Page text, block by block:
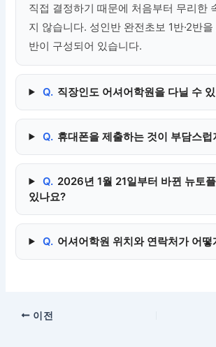
직접 결정하기 때문에 처음부터 무리한
지 않습니다. 성인반 완전초보 1반·2반
반이 구성되어 있습니다.
Q. 직장인도 어셔어학원을 다닐 수
Q. 휴대폰을 제출하는 것이 부담스럽
Q. 2026년 1월 21일부터 바뀐 뉴토
있나요?
Q. 어셔어학원 위치와 연락처가 어떻
이전